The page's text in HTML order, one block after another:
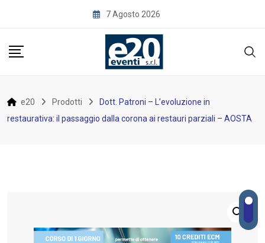
7 Agosto 2026
e20 Prodotti
Dott. Patroni – L’evoluzione in
restaurativa: il passaggio dalla corona ai restauri parziali – AOSTA